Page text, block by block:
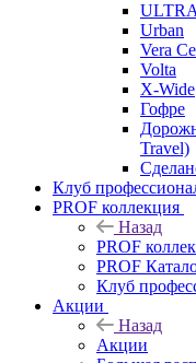
ULTRA
Urban
Vera
Volta
X-Wide
Гофре
Travel)
Клуб
PROF коллекция
Назад
PROF
PROF
Клуб
Акции
Назад
Акции